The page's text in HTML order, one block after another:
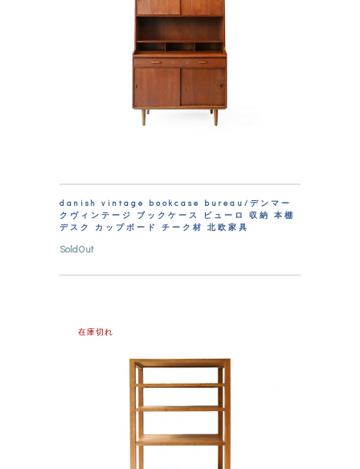
danish vintage bookcase bureau/デンマー
クヴィンテージ ブックケース ビューロ 収納 本棚
デスク カップボード チーク材 北欧家具
SoldOut
在庫切れ